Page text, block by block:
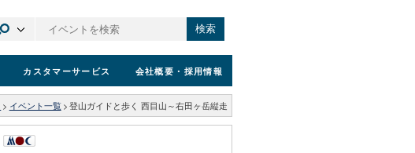
検索
カスタマーサービス 会社概要 ・採用情報
> イベント一覧 > 登山ガイドと歩く 西目山～右田ヶ岳縦走